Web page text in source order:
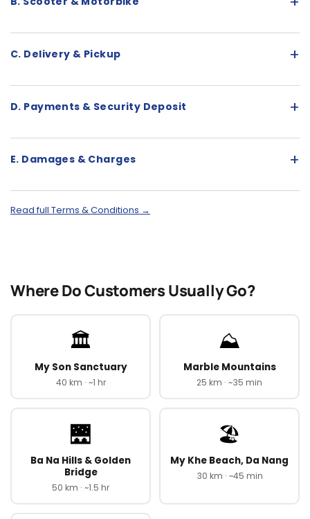
C. Delivery & Pickup +
D. Payments & Security Deposit +
E. Damages & Charges +
Read full Terms & Conditions →
Where Do Customers Usually Go?
🏛️
My Son Sanctuary
40 km · ~1 hr
⛰️
Marble Mountains
25 km · ~35 min
🌉
Ba Na Hills & Golden
Bridge
50 km · ~1.5 hr
🏖️
My Khe Beach, Da Nang
30 km · ~45 min